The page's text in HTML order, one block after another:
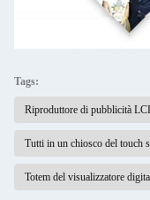
Tags:
Riproduttore di pubblicità
Tutti in un chiosco del touch
Totem del visualizzatore